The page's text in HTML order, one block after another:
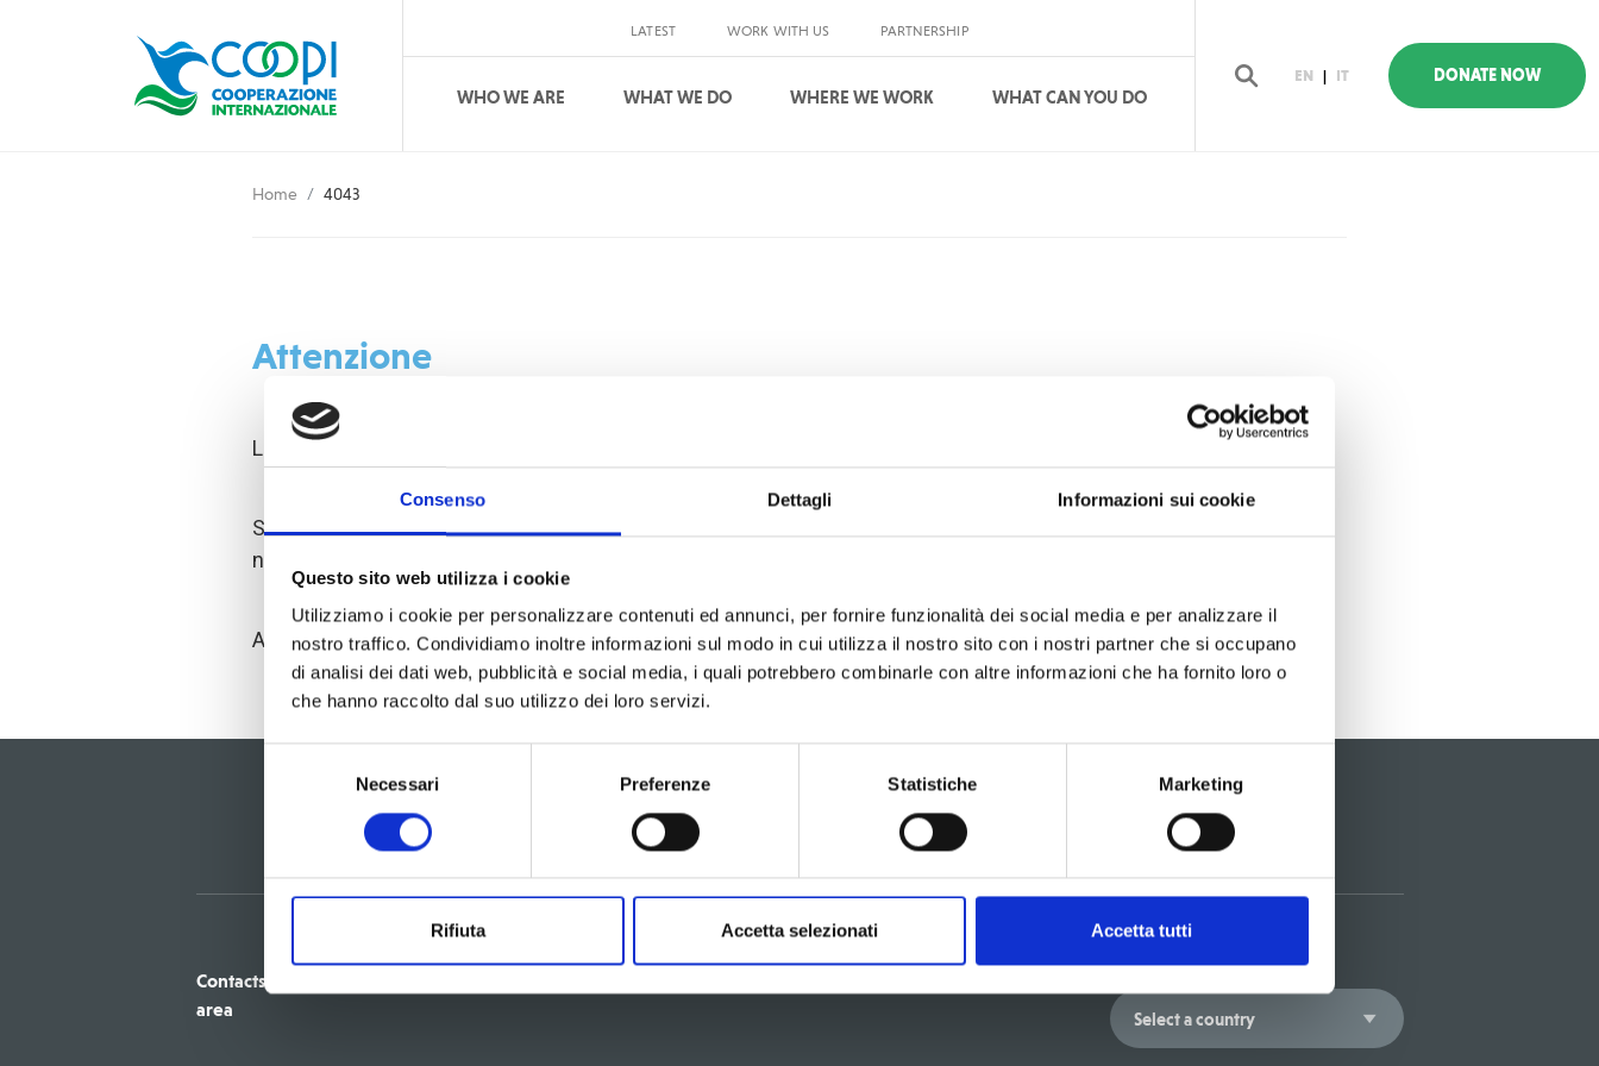
Consenso Dettagli Informazioni sui cookie
Questo sito web utilizza i cookie
Utilizziamo i cookie per personalizzare contenuti ed annunci, per fornire funzionalità dei social media e per analizzare il
nostro traffico. Condividiamo inoltre informazioni sul modo in cui utilizza il nostro sito con i nostri partner che si occupano
di analisi dei dati web, pubblicità e social media, i quali potrebbero combinarle con altre informazioni che ha fornito loro o
che hanno raccolto dal suo utilizzo dei loro servizi.
Necessari Preferenze Statistiche Marketing
Rifiuta Accetta selezionati Accetta tutti
LATEST WORK WITH US PARTNERSHIP
WHO WE ARE WHAT WE DO WHERE WE WORK WHAT CAN YOU DO
EN | IT DONATE NOW
Home 4043
Attenzione
L'indirizzo richiesto non è disponibile sul server.
Se non è stato commesso un errore di digitazione, probabilmente avete memorizzato in una precedente visita al
nostro sito un link non più esistente.
Abbiamo rilevato questo errore e risolveremo quanto prima il problema in caso si tratti di pagina non raggiungibile.
Contacts
area